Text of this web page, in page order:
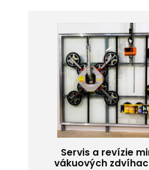
Servis a revízie
vákuových